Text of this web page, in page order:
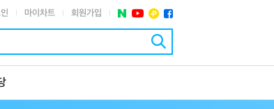
마이차트 회원가입